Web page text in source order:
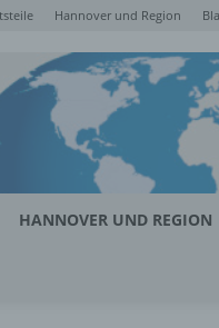
Hannover und Region
HANNOVER UND REGION